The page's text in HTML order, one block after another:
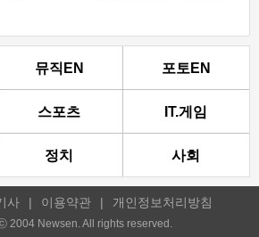
뮤직EN 포토EN
스포츠 IT.게임
정치 사회
사 | 이용약관 | 개인정보처리방침
2004 Newsen. All rights reserved.